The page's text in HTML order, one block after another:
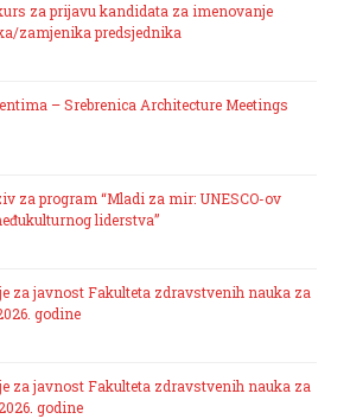
za prijavu kandidata za imenovanje
zamjenika predsjednika
– Srebrenica Architecture Meetings
za program “Mladi za mir: UNESCO-ov
liderstva”
za javnost Fakulteta zdravstvenih nauka za
godine
za javnost Fakulteta zdravstvenih nauka za
godine